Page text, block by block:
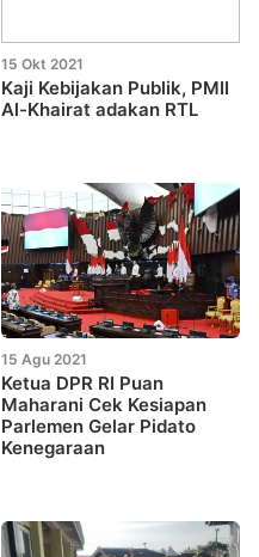
15 Okt 2021
Kaji Kebijakan Publik, PMII
Al-Khairat adakan RTL
15 Agu 2021
Ketua DPR RI Puan
Maharani Cek Kesiapan
Parlemen Gelar Pidato
Kenegaraan